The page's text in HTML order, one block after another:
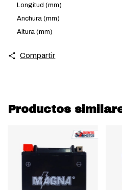
Longitud (mm)
Anchura (mm)
Altura (mm)
Compartir
Productos